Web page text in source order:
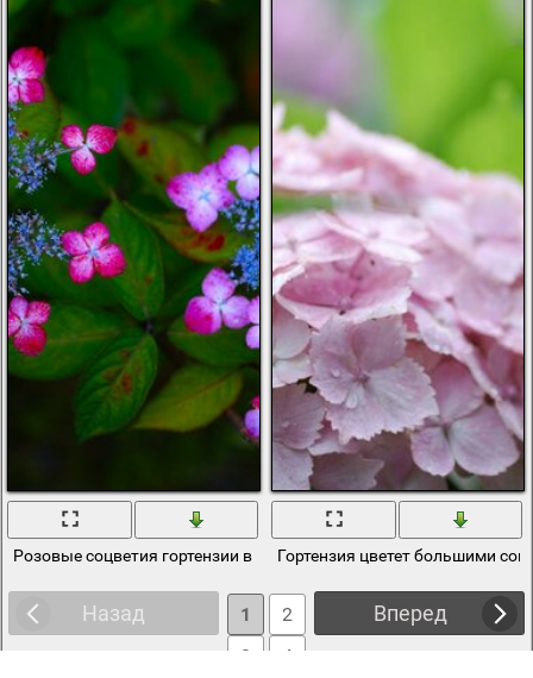
Розовые соцветия гортензии в макросъемкеГортензия цветет большими
Назад Вперед
1
2
3
4